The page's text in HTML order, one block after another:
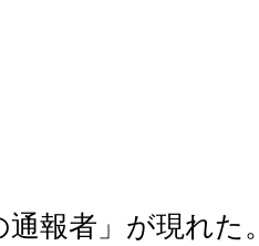
報者」が現れた。